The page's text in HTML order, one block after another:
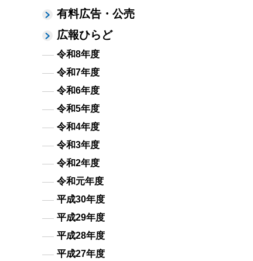
有料広告・公売
広報ひらど
令和8年度
令和7年度
令和6年度
令和5年度
令和4年度
令和3年度
令和2年度
令和元年度
平成30年度
平成29年度
平成28年度
平成27年度